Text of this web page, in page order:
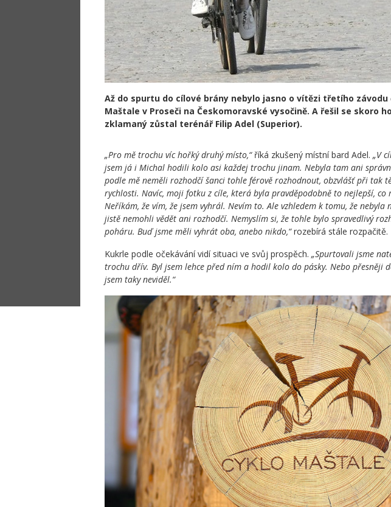
Až do spurtu do cílové brány nebylo jasno o vítězi třetího
Maštale v Proseči na Českomoravské vysočině. A řešil se skoro
zklamaný zůstal terénář Filip Adel (Superior).
„Pro mě trochu víc hořký druhý místo,“ říká zkušený místní bard Adel. „V
jsem já i Michal hodili kolo asi každej trochu jinam. Nebyla tam ani
podle mě neměli rozhodčí šanci tohle férově rozhodnout, obzvlášť při tak
rychlosti. Navíc, moji fotku z cíle, která byla pravděpodobně to nejlepší,
Neříkám, že vím, že jsem vyhrál. Nevím to. Ale vzhledem k tomu, že
jistě nemohli vědět ani rozhodčí. Nemyslím si, že tohle bylo spravedlivý
poháru. Buď jsme měli vyhrát oba, anebo nikdo,“rozebírá stále rozpačitě.
Kukrle podle očekávání vidí situaci ve svůj prospěch. „Spurtovali jsme
trochu dřív. Byl jsem lehce před ním a hodil kolo do pásky. Nebo přesněji
jsem taky neviděl.“